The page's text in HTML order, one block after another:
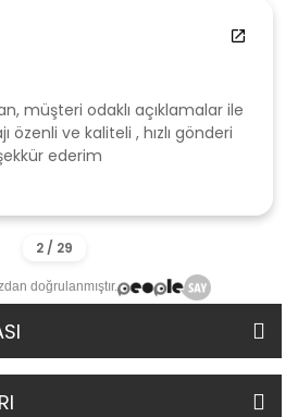
müşteri odaklı açıklamalar ile
özenli ve kaliteli , hızlı gönderi
ederim
doğrulanmıştır.